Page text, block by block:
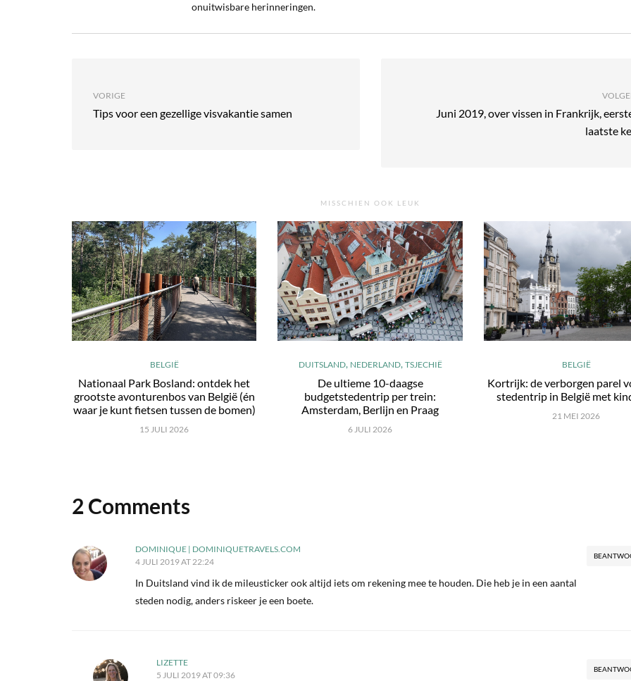
onuitwisbare herinneringen.
VORIGE
Tips voor een gezellige visvakantie samen
Juni 2019, over vissen in Frankrijk,
laatste
MISSCHIEN OOK LEUK
BELGIË
Nationaal Park Bosland: ontdek het
grootste avonturenbos van België (én
waar je kunt fietsen tussen de bomen)
15 JULI 2026
DUITSLAND, NEDERLAND, TSJECHIË
De ultieme 10-daagse
budgetstedentrip per trein:
Amsterdam, Berlijn en Praag
6 JULI 2026
BELGIË
Kortrijk: de verborgen parel
stedentrip in België met
21 MEI 2026
2 Comments
DOMINIQUE | DOMINIQUETRAVELS.COM
4 JULI 2019 AT 22:24
In Duitsland vind ik de mileusticker ook altijd iets om rekening mee te houden. Die heb je in een aantal
steden nodig, anders riskeer je een boete.
LIZETTE
5 JULI 2019 AT 09:36